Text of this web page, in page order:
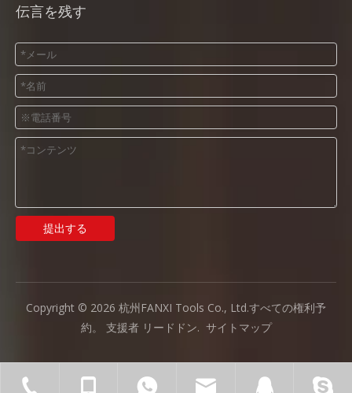
伝言を残す
提出する
Copyright © 2026 杭州FANXI Tools Co., Ltd.すべての権利予
約。 支援者 リードドン. サイトマップ